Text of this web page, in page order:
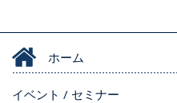
ホーム
イベント / セミナー